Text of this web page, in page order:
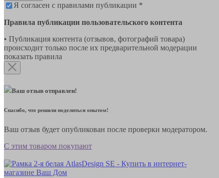
Я согласен с правилами публикации *
Правила публикации пользовательского контента
• Публикация контента (отзывов, фотографий товара)
происходит только после их предварительной модерации
показать правила
Ваш отзыв отправлен!
Спасибо, что решили поделиться опытом!
Ваш отзыв будет опубликован после проверки модератором.
С этим товаром покупают